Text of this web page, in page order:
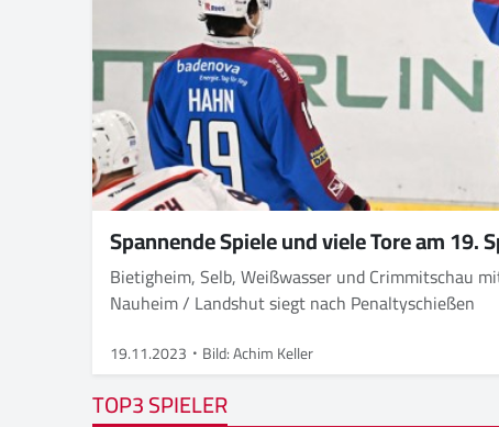
Spannende Spiele und viele Tore am 19.
Bietigheim, Selb, Weißwasser und Crimmitschau
Nauheim / Landshut siegt nach Penaltyschießen
19.11.2023 Bild: Achim Keller
TOP3 SPIELER